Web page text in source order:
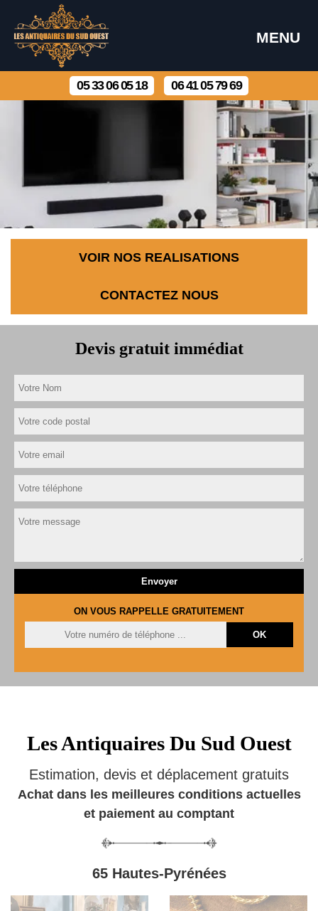
MENU
05 33 06 05 18 06 41 05 79 69
VOIR NOS REALISATIONS
CONTACTEZ NOUS
Devis gratuit immédiat
ON VOUS RAPPELLE GRATUITEMENT
Les Antiquaires Du Sud Ouest
Estimation, devis et déplacement gratuits
Achat dans les meilleures conditions actuelles
et paiement au comptant
65 Hautes-Pyrénées